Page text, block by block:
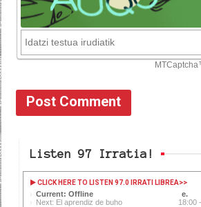
Listen 97 Irratia!
CLICK HERE TO LISTEN 97.0 IRRATI LIBREA>>
Current: Offline
Next: El aprendiz de buho
18:00